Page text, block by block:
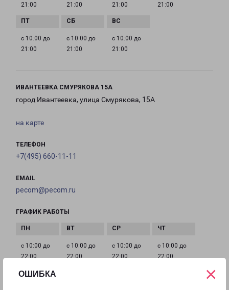
ОШИБКА ×
21:00
21:00
21:00
21:00
с 10:00 до
21:00
с 10:00 до
21:00
с 10:00 до
21:00
ИВАНТЕЕВКА СМУРЯКОВА 15А
город Ивантеевка, улица Смурякова, 15А
на карте
ТЕЛЕФОН
+7(495) 660-11-11
EMAIL
pecom@pecom.ru
ГРАФИК РАБОТЫ
с 10:00 до
22:00
с 10:00 до
22:00
с 10:00 до
22:00
с 10:00 до
22:00